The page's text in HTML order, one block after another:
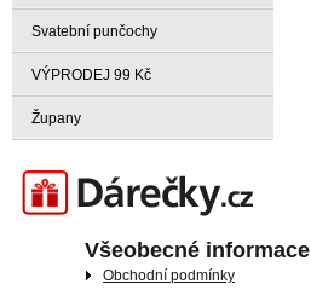
Svatební punčochy
VÝPRODEJ 99 Kč
Župany
Darečky.cz
Všeobecné informace
Obchodní podmínky